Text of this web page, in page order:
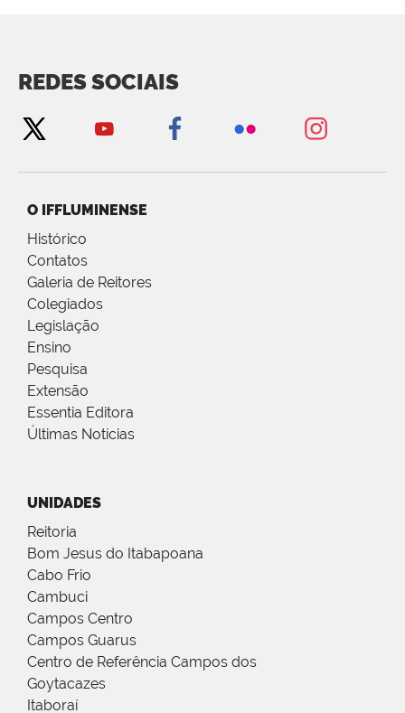
REDES SOCIAIS
O IFFLUMINENSE
Histórico
Contatos
Galeria de Reitores
Colegiados
Legislação
Ensino
Pesquisa
Extensão
Essentia Editora
Últimas Notícias
UNIDADES
Reitoria
Bom Jesus do Itabapoana
Cabo Frio
Cambuci
Campos Centro
Campos Guarus
Centro de Referência Campos dos
Goytacazes
Itaboraí